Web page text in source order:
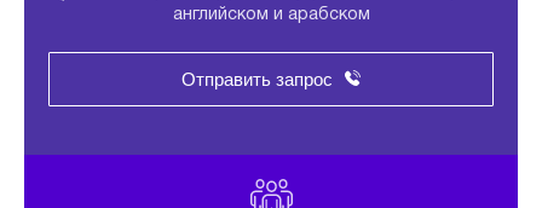
английском и арабском
Отправить запрос